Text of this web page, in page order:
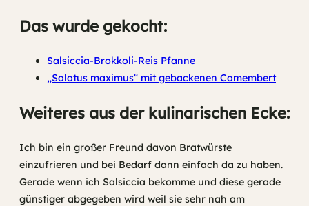
Das wurde gekocht:
Salsiccia-Brokkoli-Reis Pfanne
„Salatus maximus“ mit gebackenen Camembert
Weiteres aus der kulinarischen Ecke:
Ich bin ein großer Freund davon Bratwürste
einzufrieren und bei Bedarf dann einfach da zu haben.
Gerade wenn ich Salsiccia bekomme und diese gerade
günstiger abgegeben wird weil sie sehr nah am